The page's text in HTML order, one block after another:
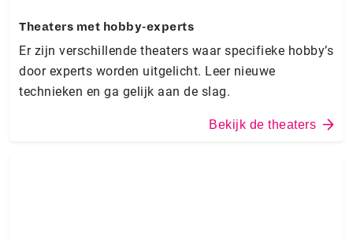
Theaters met hobby-experts
Er zijn verschillende theaters waar specifieke hobby’s
door experts worden uitgelicht. Leer nieuwe
technieken en ga gelijk aan de slag.
Bekijk de theaters